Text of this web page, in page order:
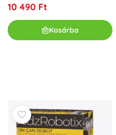
10 490 Ft
Kosárba